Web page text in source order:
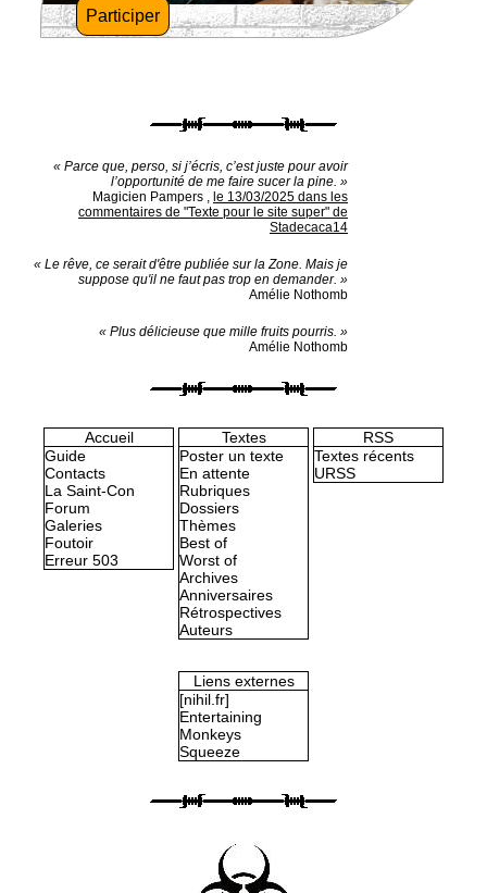
Participer
« Parce que, perso, si j’écris, c’est juste pour avoir
l’opportunité de me faire sucer la pine. »
Magicien Pampers , le 13/03/2025 dans les
commentaires de "Texte pour le site super" de
Stadecaca14
« Le rêve, ce serait d'être publiée sur la Zone. Mais je
suppose qu'il ne faut pas trop en demander. »
Amélie Nothomb
« Plus délicieuse que mille fruits pourris. »
Amélie Nothomb
Accueil
Guide
Contacts
La Saint-Con
Forum
Galeries
Foutoir
Erreur 503
Textes
Poster un texte
En attente
Rubriques
Dossiers
Thèmes
Best of
Worst of
Archives
Anniversaires
Rétrospectives
Auteurs
RSS
Textes récents
URSS
Liens externes
[nihil.fr]
Entertaining
Monkeys
Squeeze